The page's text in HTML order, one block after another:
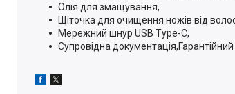
Олія для змащування,
Щіточка для очищення ножів від
Мережний шнур USB Type-C,
Супровідна документація,Гарантійний